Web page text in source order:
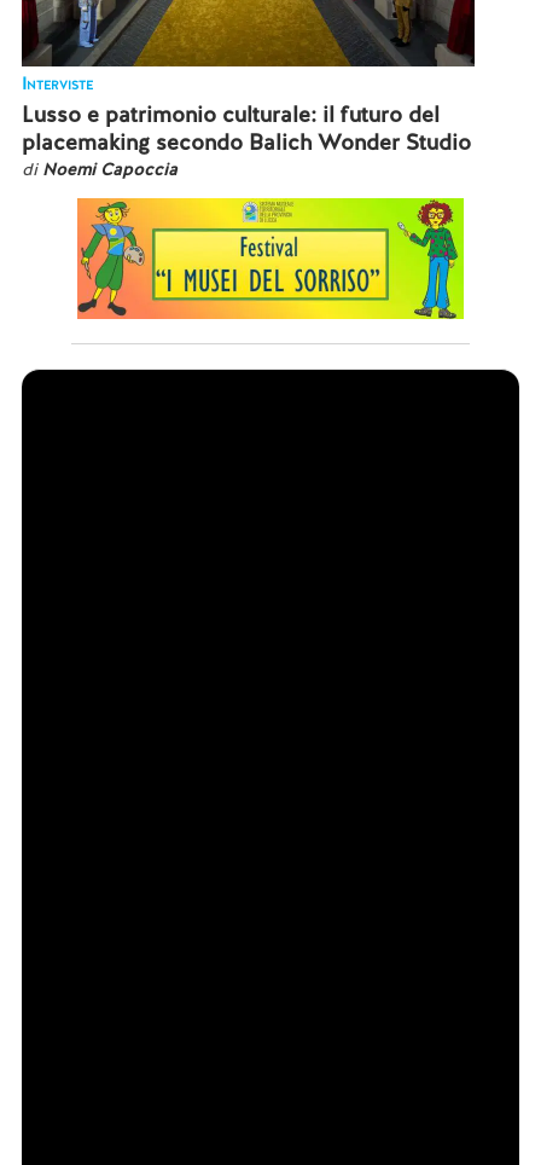
Interviste
Lusso e patrimonio culturale: il futuro del
placemaking secondo Balich Wonder Studio
di Noemi Capoccia